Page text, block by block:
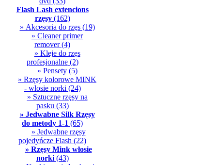
Flash Lash extencions
rzęsy(162)
» Akcesoria do rzęs(19)
» Cleaner primer
remover(4)
» Kleje do rzęs
profesjonalne(2)
» Pensety(5)
» Rzęsy kolorowe MINK
- wlosie norki (24)
» Sztuczne rzęsy na
pasku (33)
» Jedwabne Silk Rzęsy
do metody 1-1 (65)
» Jedwabne rzęsy
pojedyńcze Flash (22)
» Rzęsy Mink włosie
norki(43)